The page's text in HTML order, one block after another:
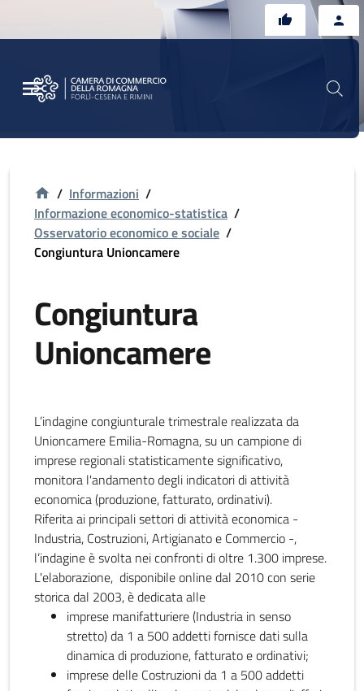
/ Informazioni /
Informazione economico-statistica /
Osservatorio economico e sociale /
Congiuntura Unioncamere
Congiuntura
Unioncamere
L’indagine congiunturale trimestrale realizzata da
Unioncamere Emilia-Romagna, su un campione di
imprese regionali statisticamente significativo,
monitora l'andamento degli indicatori di attività
economica (produzione, fatturato, ordinativi).
Riferita ai principali settori di attività economica -
Industria, Costruzioni, Artigianato e Commercio -,
l’indagine è svolta nei confronti di oltre 1.300 imprese.
L'elaborazione, disponibile online dal 2010 con serie
storica dal 2003, è dedicata alle
imprese manifatturiere (Industria in senso
stretto) da 1 a 500 addetti fornisce dati sulla
dinamica di produzione, fatturato e ordinativi;
imprese delle Costruzioni da 1 a 500 addetti